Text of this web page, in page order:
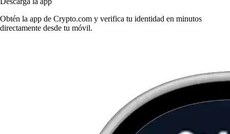
Obtén la app de Crypto.com y verifica tu identidad en minutos
directamente desde tu móvil.